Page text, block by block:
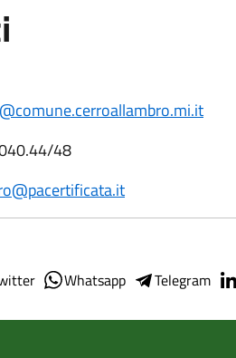
48
Whatsapp Telegram